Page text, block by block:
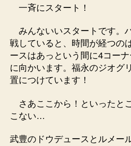
一斉にスタート！
みんないいスタートです。
戦していると、時間が経つの
ースはあっという間に4コー
に向かいます。福永のジオグ
置につけています！
さあここから！といったと
こない…
武豊のドウデュースとルメー